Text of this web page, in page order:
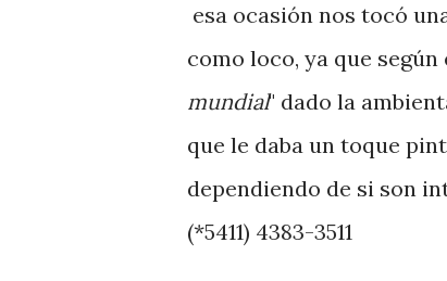
esa ocasión nos tocó
como loco, ya que según
mundial" dado la
que le daba un toque
dependiendo de si son
(*5411) 4383-3511